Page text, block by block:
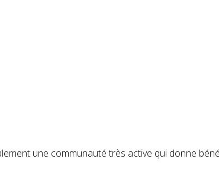
une communauté très active qui donne